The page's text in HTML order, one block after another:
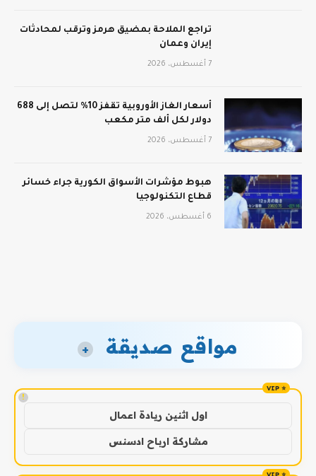
تراجع الملاحة بمضيق هرمز وترقب لمحادثات
إيران وعمان
7 أغسطس، 2026
أسعار الغاز الأوروبية تقفز 10% لتصل إلى 688
دولار لكل ألف متر مكعب
7 أغسطس، 2026
هبوط مؤشرات الأسواق الكورية جراء خسائر
قطاع التكنولوجيا
6 أغسطس، 2026
مواقع صديقة +
!
اول اثنين ريادة اعمال
مشاركة ارباح ادسنس